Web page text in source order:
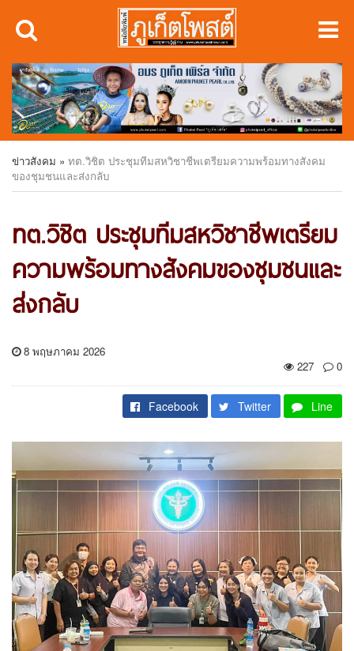
ข่าวสังคม » ทต.วิชิต ประชุมทีมสหวิชาชีพเตรียมความพร้อมทางสังคม
ของชุมชนและส่งกลับ
ทต.วิชิต ประชุมทีมสหวิชาชีพเตรียม
ความพร้อมทางสังคมของชุมชนและ
ส่งกลับ
8 พฤษภาคม 2026
227
0
Facebook Twitter Line